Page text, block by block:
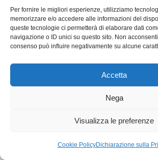
Per fornire le migliori esperienze, utilizziamo
memorizzare e/o accedere alle informazioni del
queste tecnologie ci permetterà di elaborare dati
navigazione o ID unici su questo sito. Non
consenso può influire negativamente su alcune
Accetta
Nega
Visualizza le preferenze
Cookie PolicyDichiarazione sulla
a Renzi di intervenire in difesa del lavoro
sceneggiatori, per il rilancio industriale del
cinema e tv.
WGI - Tutti i diritti riservati ©
Via Adolfo Albertazzi 19, 00137
+39 347 2461036
segreteria@writersguilditalia.it
Concept: Annamaria De Paola -